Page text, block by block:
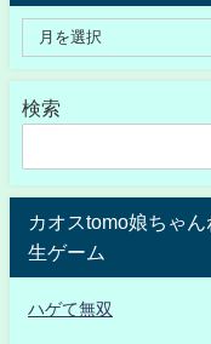
検索
カオスtomo娘ちゃ
生ゲーム
ハゲて無双